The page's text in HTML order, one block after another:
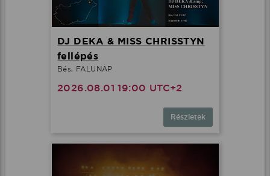
DJ DEKA & MISS CHRISSTYN
fellépés
Bés, FALUNAP
2026.08.01 19:00 UTC+2
Részletek